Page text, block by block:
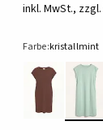
inkl. MwSt., zzgl.
Farbe:kristallmint